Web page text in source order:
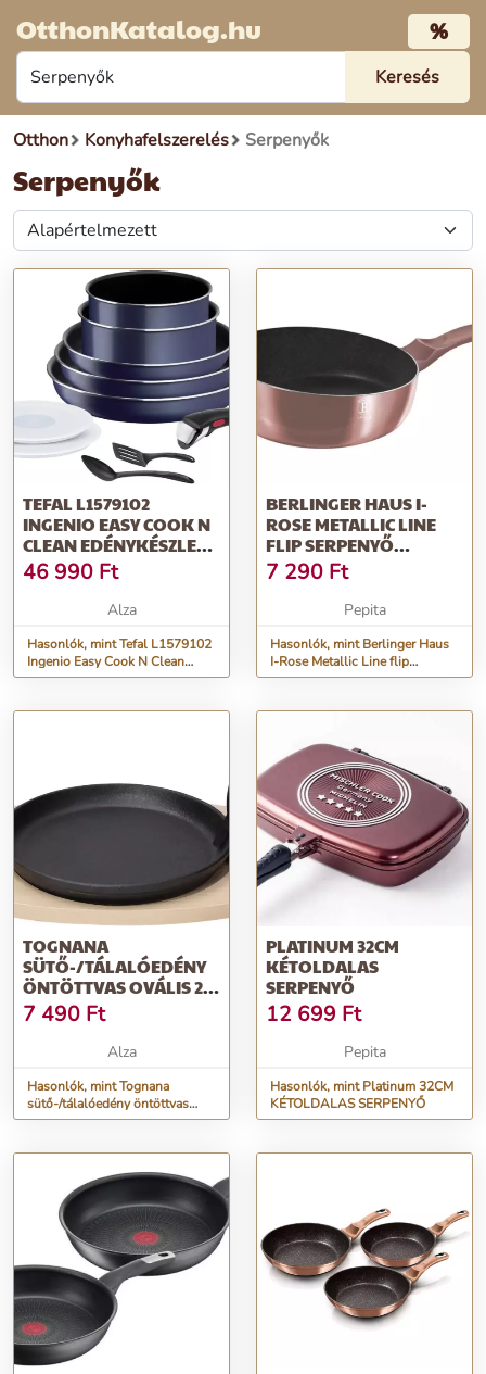
OtthonKatalog.hu %
Otthon Konyhafelszerelés Serpenyők
Serpenyők
TEFAL L1579102
INGENIO EASY COOK N
CLEAN EDÉNYKÉSZLET,
10 DB
46 990 Ft
Alza
Hasonlók, mint Tefal L1579102
Ingenio Easy Cook N Clean
Edénykészlet, 10 db
BERLINGER HAUS I-
ROSE METALLIC LINE
FLIP SERPENYŐ
MÁRVÁNY BEVONAT...
7 290 Ft
Pepita
Hasonlók, mint Berlinger Haus
I-Rose Metallic Line flip
serpenyő márvány bevonat...
TOGNANA
SÜTŐ-/TÁLALÓEDÉNY
ÖNTÖTTVAS OVÁLIS 27
X 17 CM FUSION TASTE
7 490 Ft
Alza
Hasonlók, mint Tognana
sütő-/tálalóedény öntöttvas
ovális 27 x 17 cm FUSION
PLATINUM 32CM
KÉTOLDALAS
SERPENYŐ
12 699 Ft
Pepita
Hasonlók, mint Platinum 32CM
KÉTOLDALAS SERPENYŐ